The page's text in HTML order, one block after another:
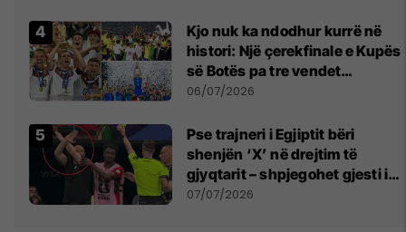
Kjo nuk ka ndodhur kurrë në
histori: Një çerekfinale e Kupës
së Botës pa tre vendet
legjendare të futbollit
06/07/2026
Pse trajneri i Egjiptit bëri
shenjën ‘X’ në drejtim të
gjyqtarit – shpjegohet gjesti i
pazakontë
07/07/2026